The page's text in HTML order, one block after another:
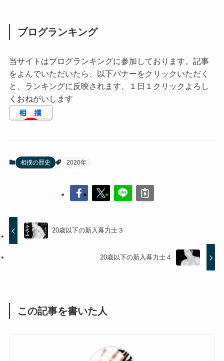
ブログランキング
当サイトはブログランキングに参加しております。記事
をよんでいただいたら、以下バナーをクリックいただく
と、ランキングに反映されます、１日１クリックよろし
くおねがいします
相撲の歴史 2020年
20歳以下の新入幕力士３
20歳以下の新入幕力士４
この記事を書いた人